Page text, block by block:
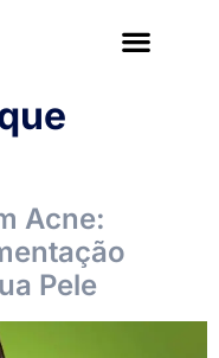
Acne:
Pele